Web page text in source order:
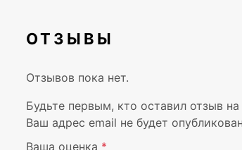
ОТЗЫВЫ
Отзывов пока нет.
Будьте первым, кто оставил отзыв
Ваш адрес email не будет
Ваша оценка *